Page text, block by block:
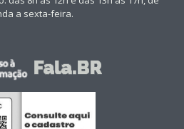
a sexta-feira.